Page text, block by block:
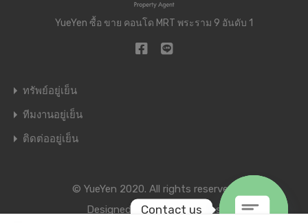
YueYen ซื้อ ขาย คอนโด MRT พระราม 9 อันดับ 1
ทรัพย์อยู่เย็น
ทีมงานอยู่เย็น
ติดต่ออยู่เย็น
© YueYen 2020. All rights reserved.
Designed byInspiry Themes
Contact us